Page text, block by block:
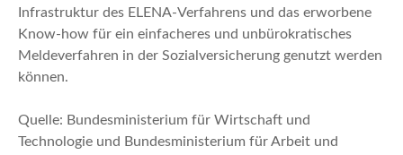
Infrastruktur des ELENA-Verfahrens und das erworbene
Know-how für ein einfacheres und unbürokratisches
Meldeverfahren in der Sozialversicherung genutzt werden
können.
Quelle: Bundesministerium für Wirtschaft und
Technologie und Bundesministerium für Arbeit und